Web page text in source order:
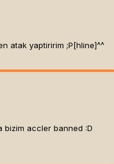
atak yaptiririm ;P[hline]^^
bizim accler banned :D